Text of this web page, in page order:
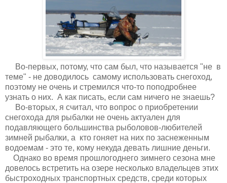
Во-первых, потому, что сам был, что называется "не в
теме" - не доводилось самому использовать снегоход,
поэтому не очень и стремился что-то поподробнее
узнать о них. А как писать, если сам ничего не знаешь?
Во-вторых, я считал, что вопрос о приобретении
снегохода для рыбалки не очень актуален для
подавляющего большинства рыболовов-любителей
зимней рыбалки, а кто гоняет на них по заснеженным
водоемам - это те, кому некуда девать лишние деньги.
Однако во время прошлогоднего зимнего сезона мне
довелось встретить на озере несколько владельцев этих
быстроходных транспортных средств, среди которых